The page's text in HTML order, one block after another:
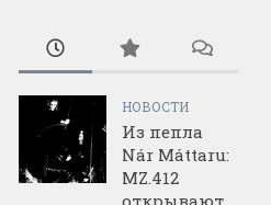
НОВОСТИ
Из пепла
Nár Máttaru:
MZ.412
открывают